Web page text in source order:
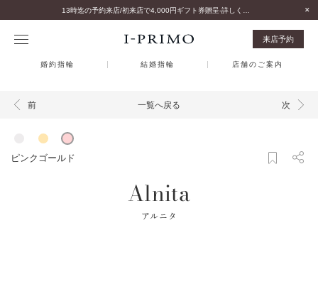
来店予約
婚約指輪 結婚指輪 店舗のご案内
前 一覧へ戻る 次
ピンクゴールド
Alnita
アルニタ